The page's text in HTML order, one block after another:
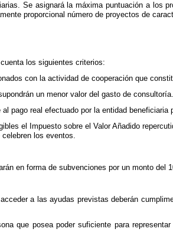
Se asignará la máxima puntuación a los
proporcional número de proyectos de
los siguientes criterios:
con la actividad de cooperación que
un menor valor del gasto de consultoría.
pago real efectuado por la entidad beneficiaria
el Impuesto sobre el Valor Añadido
los eventos.
en forma de subvenciones por un monto
a las ayudas previstas deberán
que posea poder suficiente para